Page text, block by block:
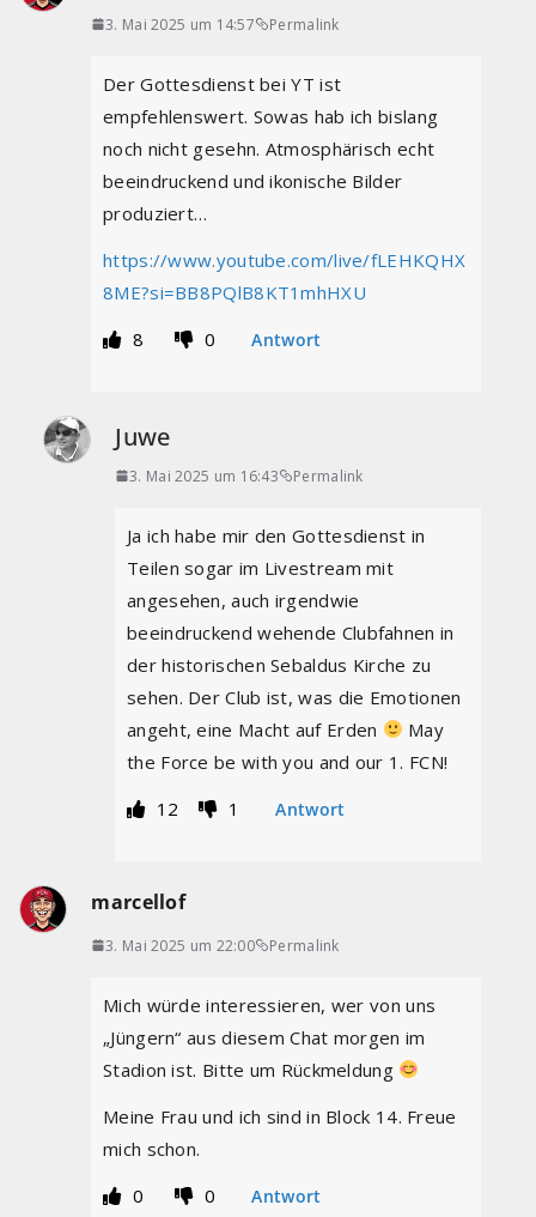
3. Mai 2025 um 14:57 Permalink
Der Gottesdienst bei YT ist
empfehlenswert. Sowas hab ich bislang
noch nicht gesehn. Atmosphärisch echt
beeindruckend und ikonische Bilder
produziert…
https://www.youtube.com/live/fLEHKQHX
8ME?si=BB8PQlB8KT1mhHXU
8
0 Antwort
Juwe
3. Mai 2025 um 16:43 Permalink
Ja ich habe mir den Gottesdienst in
Teilen sogar im Livestream mit
angesehen, auch irgendwie
beeindruckend wehende Clubfahnen in
der historischen Sebaldus Kirche zu
sehen. Der Club ist, was die Emotionen
angeht, eine Macht auf Erden
May
the Force be with you and our 1. FCN!
12
1 Antwort
marcellof
3. Mai 2025 um 22:00 Permalink
Mich würde interessieren, wer von uns
„Jüngern“ aus diesem Chat morgen im
Stadion ist. Bitte um Rückmeldung
Meine Frau und ich sind in Block 14. Freue
mich schon.
0
0 Antwort